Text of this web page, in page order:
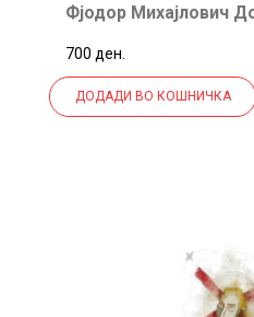
Фјодор Михајлович
700 ден.
ДОДАДИ ВО КОШНИЧКА